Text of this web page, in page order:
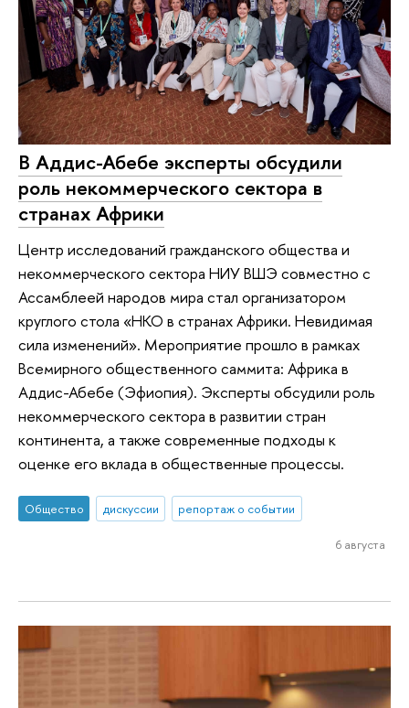
В Аддис-Абебе эксперты обсудили
роль некоммерческого сектора в
странах Африки
Центр исследований гражданского общества и
некоммерческого сектора НИУ ВШЭ совместно с
Ассамблеей народов мира стал организатором
круглого стола «НКО в странах Африки. Невидимая
сила изменений». Мероприятие прошло в рамках
Всемирного общественного саммита: Африка в
Аддис-Абебе (Эфиопия). Эксперты обсудили роль
некоммерческого сектора в развитии стран
континента, а также современные подходы к
оценке его вклада в общественные процессы.
Общество дискуссии репортаж о событии
6 августа